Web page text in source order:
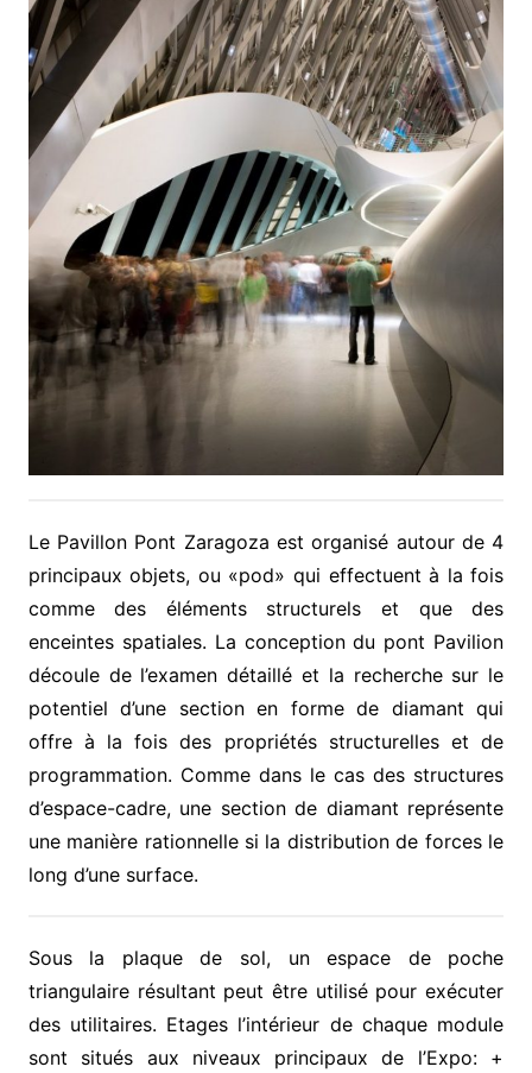
Le Pavillon Pont Zaragoza est organisé autour de 4
principaux objets, ou «pod» qui effectuent à la fois
comme des éléments structurels et que des
enceintes spatiales. La conception du pont Pavilion
découle de l’examen détaillé et la recherche sur le
potentiel d’une section en forme de diamant qui
offre à la fois des propriétés structurelles et de
programmation. Comme dans le cas des structures
d’espace-cadre, une section de diamant représente
une manière rationnelle si la distribution de forces le
long d’une surface.
Sous la plaque de sol, un espace de poche
triangulaire résultant peut être utilisé pour exécuter
des utilitaires. Etages l’intérieur de chaque module
sont situés aux niveaux principaux de l’Expo: +